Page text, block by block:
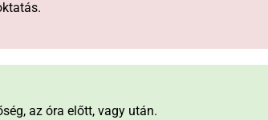
az óra előtt, vagy után.